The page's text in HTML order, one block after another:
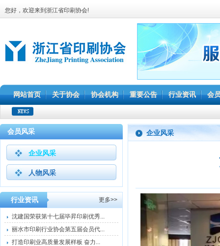
您好，欢迎来到浙江省印刷协会!
网站首页 关于协会 协会机构 重要公告 行业资讯 会
会员风采
企业风采
人物风采
行业资讯 更多>>
沈建国荣获第十七届毕昇印刷优秀...
丽水市印刷行业协会第五届会员代...
打造印刷业高质量发展样板 奋力...
企业风采